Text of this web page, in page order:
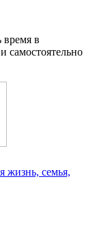
время в
самостоятельно
жизнь, семья,